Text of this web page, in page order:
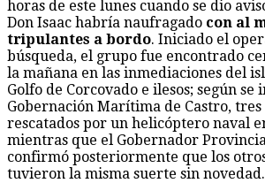
horas de este lunes cuando se dio
Don Isaac habría naufragado con al
tripulantes a bordo. Iniciado el
búsqueda, el grupo fue encontrado
la mañana en las inmediaciones del
Golfo de Corcovado e ilesos; según se
Gobernación Marítima de Castro,
rescatados por un helicóptero naval
mientras que el Gobernador
confirmó posteriormente que los
tuvieron la misma suerte sin novedad.